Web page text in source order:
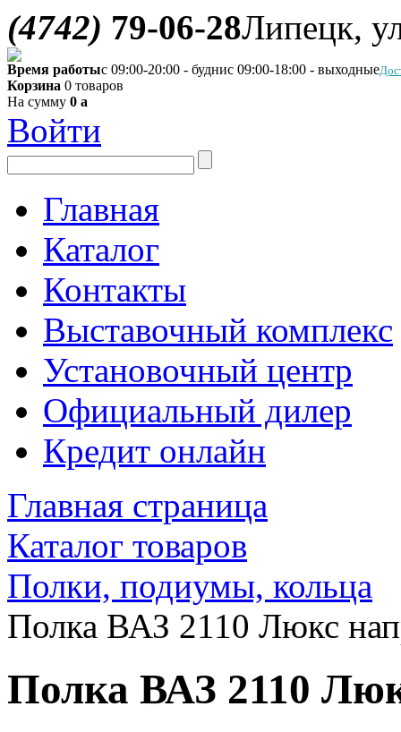
(4742) 79-06-28Липецк,
Время работыс 09:00-20:00 - буднис 09:00-18:00 - выходные
Корзина 0 товаров
На сумму 0 a
Войти
Главная
Каталог
Контакты
Выставочный комплекс
Установочный центр
Официальный дилер
Кредит онлайн
Главная страница
Каталог товаров
Полки, подиумы, кольца
Полка ВАЗ 2110 Люкс
Полка ВАЗ 2110